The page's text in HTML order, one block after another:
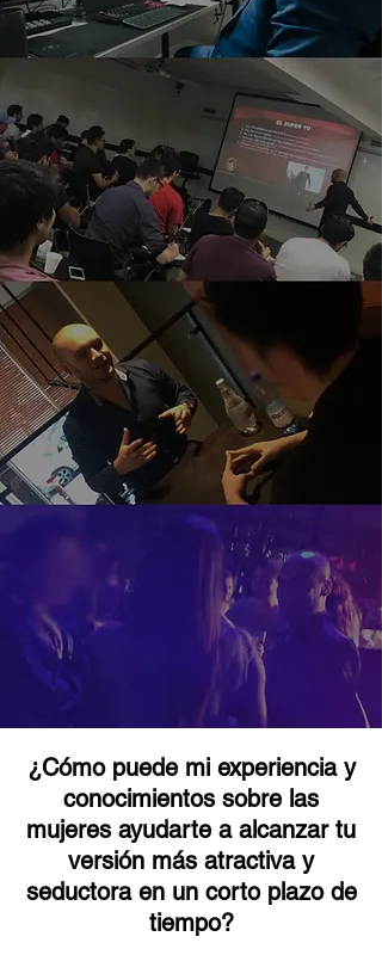
¿Cómo puede mi experiencia y
conocimientos sobre las
mujeres ayudarte a alcanzar tu
versión más atractiva y
seductora en un corto plazo de
tiempo?